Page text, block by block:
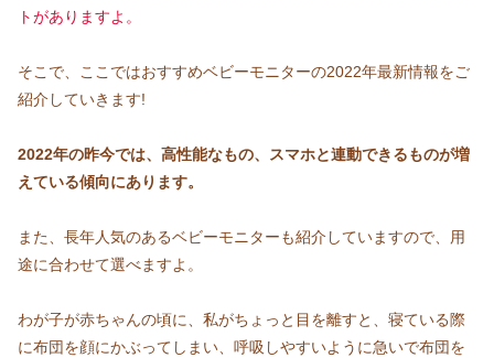
トがありますよ。
そこで、ここではおすすめベビーモニターの2022年最新情報をご
紹介していきます!
2022年の昨今では、高性能なもの、スマホと連動できるものが増
えている傾向にあります。
また、長年人気のあるベビーモニターも紹介していますので、用
途に合わせて選べますよ。
わが子が赤ちゃんの頃に、私がちょっと目を離すと、寝ている際
に布団を顔にかぶってしまい、呼吸しやすいように急いで布団を